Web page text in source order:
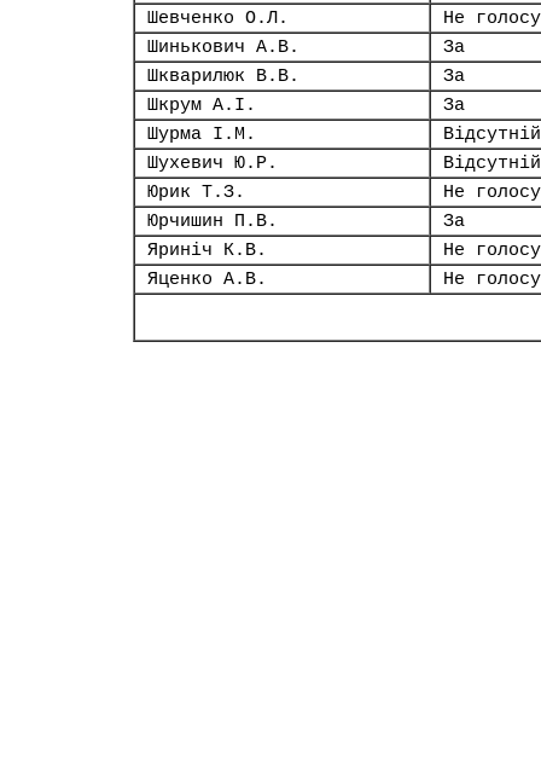
Шевченко О.Л.
Не
Шинькович А.В.
За
Шкварилюк В.В.
За
Шкрум А.І.
За
Шурма І.М.
Відсутній
Шухевич Ю.Р.
Відсутній
Юрик Т.З.
Не
Юрчишин П.В.
За
Яриніч К.В.
Не
Яценко А.В.
Не